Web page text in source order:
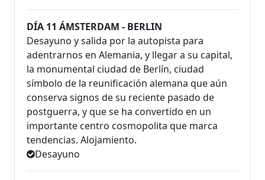
DÍA 11 ÁMSTERDAM - BERLIN
Desayuno y salida por la autopista para
adentrarnos en Alemania, y llegar a su capital,
la monumental ciudad de Berlín, ciudad
símbolo de la reunificación alemana que aún
conserva signos de su reciente pasado de
postguerra, y que se ha convertido en un
importante centro cosmopolita que marca
tendencias. Alojamiento.
Desayuno